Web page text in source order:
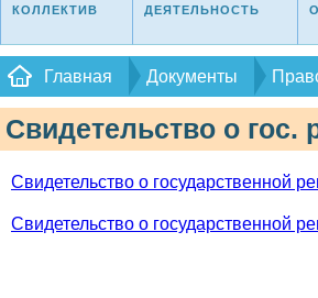
КОЛЛЕКТИВ
ДЕЯТЕЛЬНОСТЬ
Главная Документы
Свидетельство о гос.
Свидетельство о государственной
Свидетельство о государственной